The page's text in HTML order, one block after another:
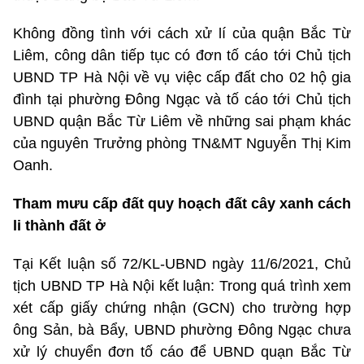
Không đồng tình với cách xử lí của quận Bắc Từ
Liêm, công dân tiếp tục có đơn tố cáo tới Chủ tịch
UBND TP Hà Nội về vụ việc cấp đất cho 02 hộ gia
đình tại phường Đông Ngạc và tố cáo tới Chủ tịch
UBND quận Bắc Từ Liêm về những sai phạm khác
của nguyên Trưởng phòng TN&MT Nguyễn Thị Kim
Oanh.
Tham mưu cấp đất quy hoạch đất cây xanh cách
li thành đất ở
Tại Kết luận số 72/KL-UBND ngày 11/6/2021, Chủ
tịch UBND TP Hà Nội kết luận: Trong quá trình xem
xét cấp giấy chứng nhận (GCN) cho trường hợp
ông Sản, bà Bẩy, UBND phường Đông Ngạc chưa
xử lý chuyển đơn tố cáo để UBND quạn Bắc Từ